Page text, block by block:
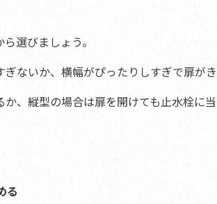
選びましょう。
ないか、横幅がぴったりしすぎで扉がき
、縦型の場合は扉を開けても止水栓に当
る